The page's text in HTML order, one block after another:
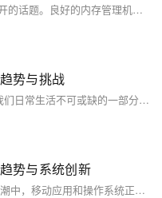
在Android开发中，内存管理是一个绕不开的话题。良好的内存管理机制不仅可以提高应用的运行效率，还能有效预防内存泄漏和过度消耗，从而延长电池寿命并提升用户体验。本文从Android内存管理的基本原理出发，详细讨论了几种常见的内存管理技巧，包括内存泄漏的检测与修复、内存分配与回收的优化方法，以及如何通过合理的编程习惯减少内存开销。通过对这些内容的阐述，旨在为Android开发者提供一套系统化的内存优化指南，助力开发出更加流畅稳定的应用。
势与挑战
在数字时代的浪潮中，移动应用已成为我们日常生活不可或缺的一部分。随着技术的不断进步和用户需求的日益增长，移动应用开发领域正面临着前所未有的机遇与挑战。本文将深入探讨当前移动应用开发的技术趋势，分析面临的主要挑战，并提出应对策略，以期为开发者提供指导，为用户带来更加丰富、高效、安全的移动应用体验。
势与系统创新
【9月更文挑战第35天】在数字时代的浪潮中，移动应用和操作系统正塑造着我们日常生活的方方面面。本文旨在深入探讨移动应用开发的新趋势，包括跨平台开发框架的兴起、人工智能的融合、以及用户体验设计的革新。同时，将分析移动操作系统的演化，如Android和iOS的最新更新，以及它们对开发者社区的影响。通过实际代码示例，我们将揭示如何利用这些技术进步来创建更智能、更互动的移动应用。文章不仅为开发者提供实用的指导，也为对未来移动技术感兴趣的读者提供洞见。